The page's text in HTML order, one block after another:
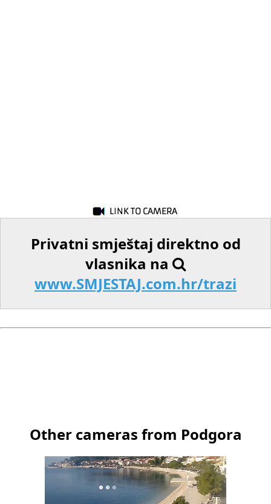
Privatni smještaj direktno od
vlasnika na
www.SMJESTAJ.com.hr/trazi
Other cameras from Podgora